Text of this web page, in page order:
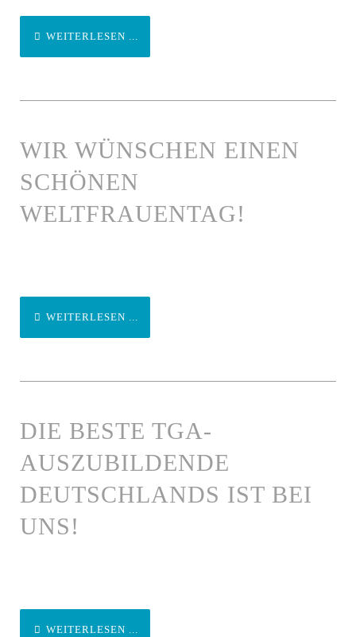
WEITERLESEN ...
WIR WÜNSCHEN EINEN
SCHÖNEN
WELTFRAUENTAG!
WEITERLESEN ...
DIE BESTE TGA-
AUSZUBILDENDE
DEUTSCHLANDS IST BEI
UNS!
WEITERLESEN ...